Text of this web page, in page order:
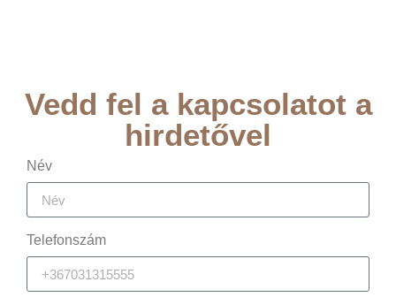
Vedd fel a kapcsolatot a
hirdetővel
Név
Telefonszám